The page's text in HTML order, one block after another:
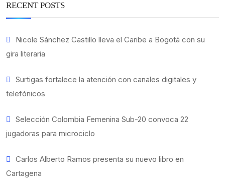
RECENT POSTS
Nicole Sánchez Castillo lleva el Caribe a Bogotá con su
gira literaria
Surtigas fortalece la atención con canales digitales y
telefónicos
Selección Colombia Femenina Sub-20 convoca 22
jugadoras para microciclo
Carlos Alberto Ramos presenta su nuevo libro en
Cartagena